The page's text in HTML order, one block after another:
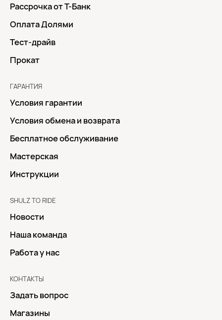
Рассрочка от Т-Банк
Оплата Долями
Тест-драйв
Прокат
ГАРАНТИЯ
Условия гарантии
Условия обмена и возврата
Бесплатное обслуживание
Мастерская
Инструкции
SHULZ TO RIDE
Новости
Наша команда
Работа у нас
КОНТАКТЫ
Задать вопрос
Магазины